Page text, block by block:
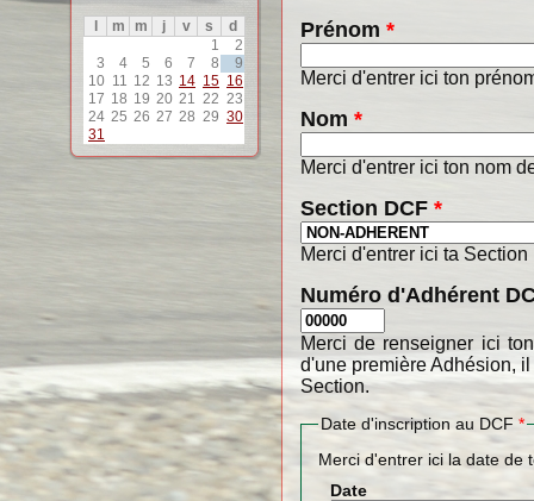
m m j v s
d
1
2
3
4 5 6 7 8
9
10 11 12 13 14 15 16
17 18 19 20 21 22 23
24 25 26 27 28 29 30
31
Prénom *
Merci d'entrer ici ton
Nom *
Merci d'entrer ici ton nom
Section DCF *
Merci d'entrer ici ta
Numéro d'Adhérent
Merci de renseigner ici
d'une première Adhésion,
Section.
Date d'inscription au DCF *
Merci d'entrer ici la date de
Date